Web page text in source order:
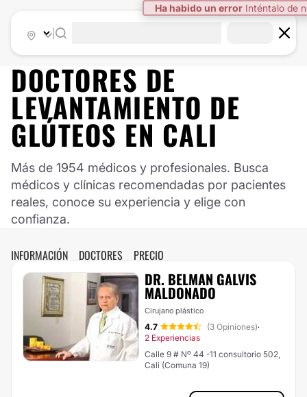
DOCTORES DE
LEVANTAMIENTO DE
GLÚTEOS EN CALI
Más de 1954 médicos y profesionales. Busca
médicos y clínicas recomendadas por pacientes
reales, conoce su experiencia y elige con
confianza.
INFORMACIÓN DOCTORES PRECIO
DR. BELMAN GALVIS
MALDONADO
Cirujano plástico
4.7 (3 Opiniones)·
2 Experiencias
Calle 9 # Nº 44 -11 consultorio 502,
Cali (Comuna 19)